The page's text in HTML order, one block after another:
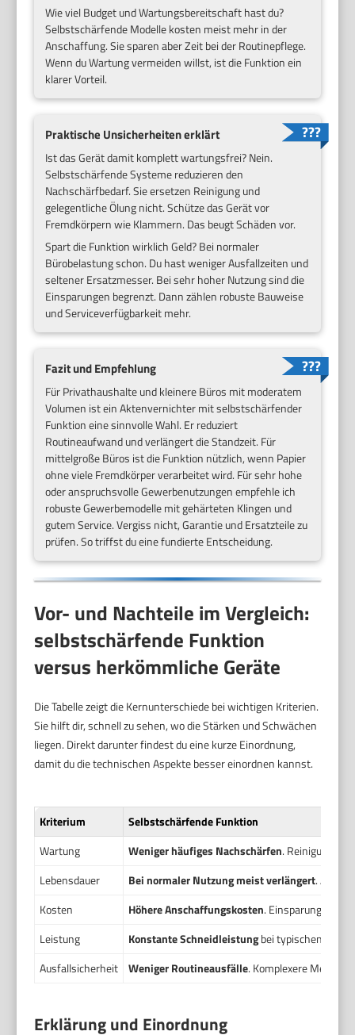
Wie viel Budget und Wartungsbereitschaft hast du?
Selbstschärfende Modelle kosten meist mehr in der
Anschaffung. Sie sparen aber Zeit bei der Routinepflege.
Wenn du Wartung vermeiden willst, ist die Funktion ein
klarer Vorteil.
Praktische Unsicherheiten erklärt
Ist das Gerät damit komplett wartungsfrei? Nein.
Selbstschärfende Systeme reduzieren den
Nachschärfbedarf. Sie ersetzen Reinigung und
gelegentliche Ölung nicht. Schütze das Gerät vor
Fremdkörpern wie Klammern. Das beugt Schäden vor.
Spart die Funktion wirklich Geld? Bei normaler
Bürobelastung schon. Du hast weniger Ausfallzeiten und
seltener Ersatzmesser. Bei sehr hoher Nutzung sind die
Einsparungen begrenzt. Dann zählen robuste Bauweise
und Serviceverfügbarkeit mehr.
Fazit und Empfehlung
Für Privathaushalte und kleinere Büros mit moderatem
Volumen ist ein Aktenvernichter mit selbstschärfender
Funktion eine sinnvolle Wahl. Er reduziert
Routineaufwand und verlängert die Standzeit. Für
mittelgroße Büros ist die Funktion nützlich, wenn Papier
ohne viele Fremdkörper verarbeitet wird. Für sehr hohe
oder anspruchsvolle Gewerbenutzungen empfehle ich
robuste Gewerbemodelle mit gehärteten Klingen und
gutem Service. Vergiss nicht, Garantie und Ersatzteile zu
prüfen. So triffst du eine fundierte Entscheidung.
Vor- und Nachteile im Vergleich:
selbstschärfende Funktion
versus herkömmliche Geräte
Die Tabelle zeigt die Kernunterschiede bei wichtigen Kriterien.
Sie hilft dir, schnell zu sehen, wo die Stärken und Schwächen
liegen. Direkt darunter findest du eine kurze Einordnung,
damit du die technischen Aspekte besser einordnen kannst.
Kriterium
Selbstschärfende Funktion
Wartung
Weniger häufiges Nachschärfen. Reinigung
Lebensdauer
Bei normaler Nutzung meist verlängert.
Kosten
Höhere Anschaffungskosten. Einsparung bei
Leistung
Konstante Schneidleistungbei typischen
Ausfallsicherheit
Weniger Routineausfälle. Komplexere
Erklärung und Einordnung